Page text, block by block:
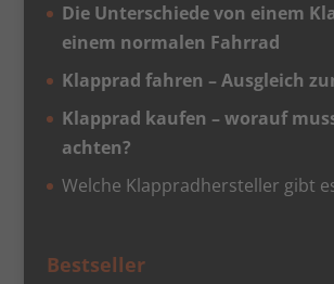
Die Unterschiede von einem
einem normalen Fahrrad
Klapprad fahren – Ausgleich
Klapprad kaufen – worauf
achten?
Welche Klappradhersteller gibt
Bestseller